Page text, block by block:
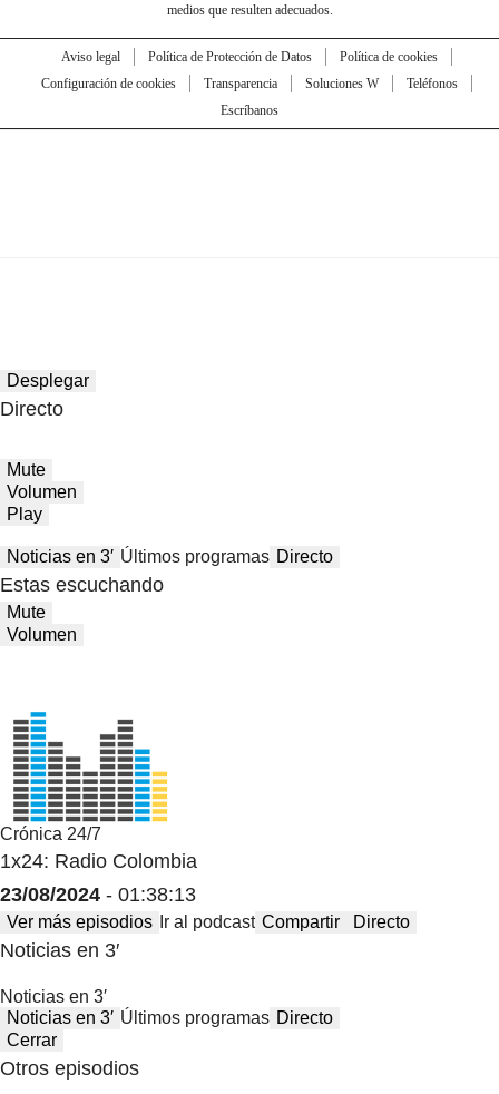
medios que resulten adecuados.
Aviso legal Política de Protección de Datos
Política de cookies
Configuración de cookies
Transparencia Soluciones W
Teléfonos
Escríbanos
Desplegar
Directo
Mute
Volumen
Play
Noticias en 3′ Últimos programas Directo
Estas escuchando
Mute
Volumen
Crónica 24/7
1x24: Radio Colombia
23/08/2024 - 01:38:13
Ver más episodios Ir al podcast Compartir Directo
Noticias en 3′
Noticias en 3′
Noticias en 3′ Últimos programas Directo
Cerrar
Otros episodios